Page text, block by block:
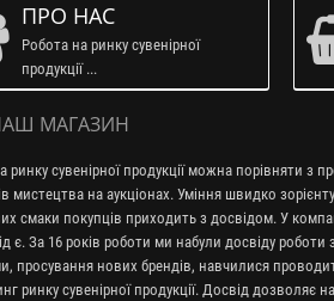
ПРО НАС
Робота на ринку сувенірної
продукції ...
МАГАЗИН
ринку сувенірної продукції можна порівняти з
мистецтва на аукціонах. Уміння швидко
смаки покупців приходить з досвідом. У
є. За 16 років роботи ми набули досвіду роботи з
просування нових брендів, навчилися
ринку сувенірної продукції. Досвід дозволяє